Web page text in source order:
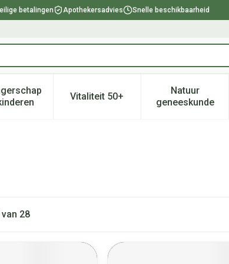
betalingen Apothekersadvies Snelle beschikbaarheid
en hygiëne categorie
Dieet, voeding en vitamines categorie
Toon submenu voor Zwangerschap en kinderen
Vitaliteit 50+Toon submenu voor Vitaliteit
Natuur
geneeskunde
Toon
van 28